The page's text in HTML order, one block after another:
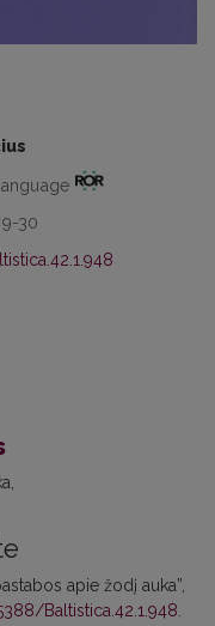
30
apie žodį auka”,
Baltistica.42.1.948.